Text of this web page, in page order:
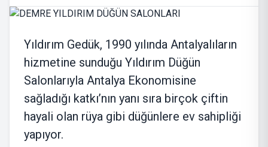
Yıldırım Gedük, 1990 yılında Antalyalıların
hizmetine sunduğu Yıldırım Düğün
Salonlarıyla Antalya Ekonomisine
sağladığı katkı’nın yanı sıra birçok çiftin
hayali olan rüya gibi düğünlere ev sahipliği
yapıyor.